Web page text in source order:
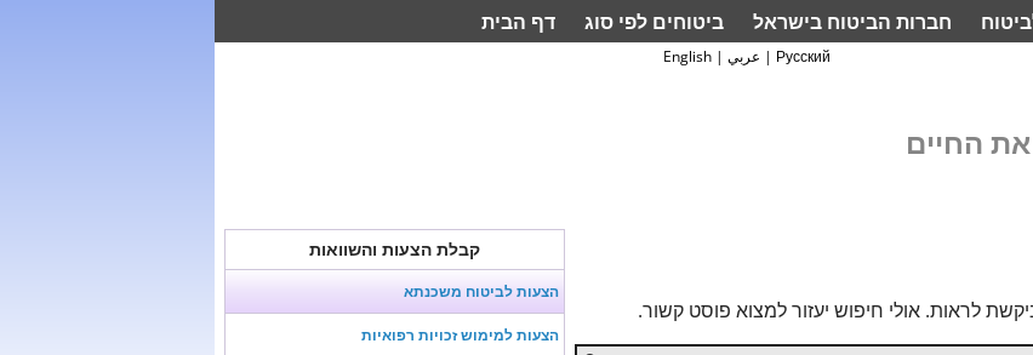
דף הבית ביטוחים לפי סוג חברות הביטוח בישראל
החיים
Русский
| عربي |
English
לראות. אולי חיפוש יעזור למצוא פוסט קשור.
קבלת הצעות והשוואות
הצעות לביטוח משכנתא
הצעות למימוש זכויות רפואיות